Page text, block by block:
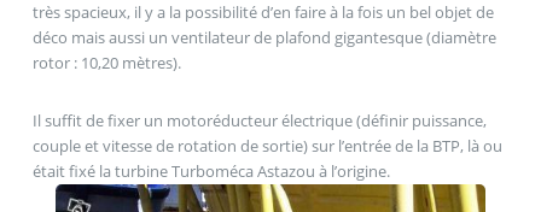
très spacieux, il y a la possibilité d’en faire à la fois un bel objet de
déco mais aussi un ventilateur de plafond gigantesque (diamètre
rotor : 10,20 mètres).
Il suffit de fixer un motoréducteur électrique (définir puissance,
couple et vitesse de rotation de sortie) sur l’entrée de la BTP, là ou
était fixé la turbine Turboméca Astazou à l’origine.